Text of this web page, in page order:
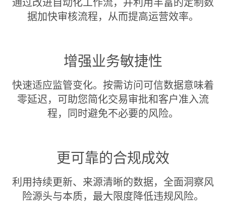
据加快审核流程，从而提高运营效率。
增强业务敏捷性
快速适应监管变化。按需访问可信数据意味着
零延迟，可助您简化交易审批和客户准入流
程，同时避免不必要的风险。
更可靠的合规成效
利用持续更新、来源清晰的数据，全面洞察风
险源头与本质，最大限度降低违规风险。